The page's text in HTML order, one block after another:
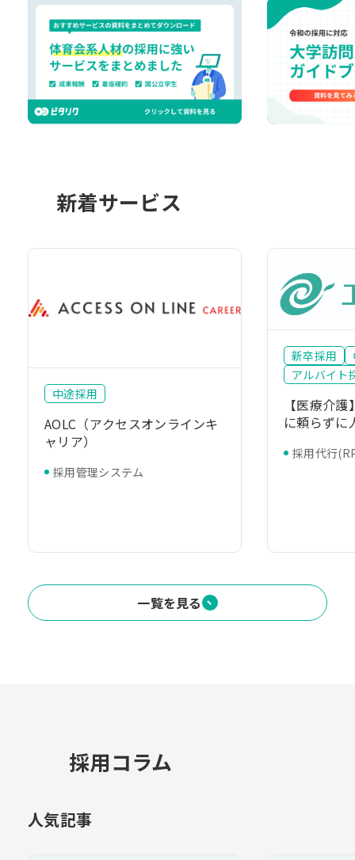
リファレンスチェック
その他
新着サービス
中途採用
AOLC（アクセスオンラインキ
ャリア）
採用管理システム
新卒採用
アルバイト
【医療介
に頼らずに
リモート採
採用代行
一覧を見る
採用コラム
人気記事